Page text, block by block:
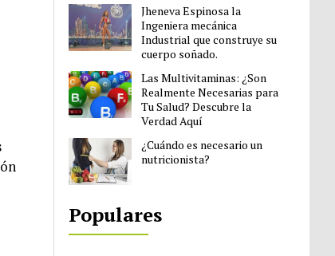
Jheneva Espinosa la
Ingeniera mecánica
Industrial que construye su
cuerpo soñado.
Las Multivitaminas: ¿Son
Realmente Necesarias para
Tu Salud? Descubre la
Verdad Aquí
¿Cuándo es necesario un
nutricionista?
Populares